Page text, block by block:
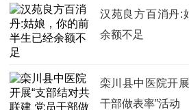
汉苑良方百消丹:
余额不足
栾川县中医院开
干部做表率”活动